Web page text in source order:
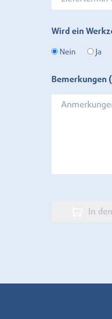
Wird ein
Nein Ja
Bemerkungen
In